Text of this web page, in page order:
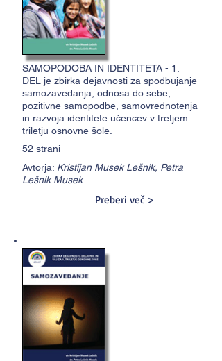
SAMOPODOBA IN IDENTITETA - 1.
DEL je zbirka dejavnosti za spodbujanje
samozavedanja, odnosa do sebe,
pozitivne samopodbe, samovrednotenja
in razvoja identitete učencev v tretjem
triletju osnovne šole.
52 strani
Avtorja: Kristijan Musek Lešnik, Petra
Lešnik Musek
Preberi več >